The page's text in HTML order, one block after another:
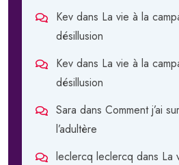
Kev dans La vie à la
désillusion
Kev dans La vie à la
désillusion
Sara dans Comment j’ai
l’adultère
leclercq leclercq dans La